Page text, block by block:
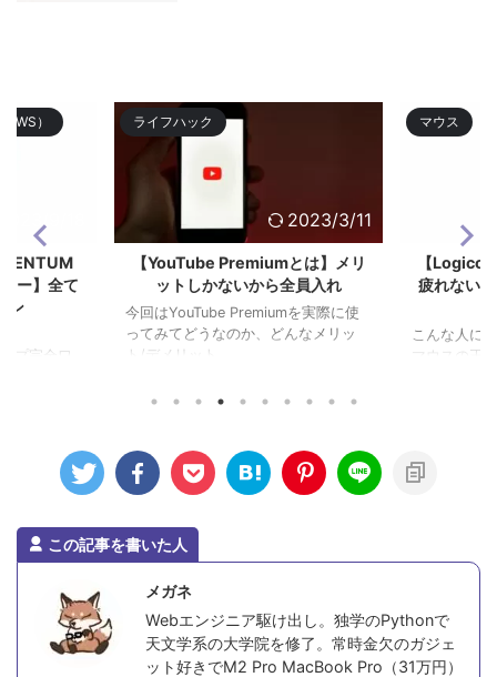
）
9/18
ー】全て
ン
プ完全ワ
ライフハック
2023/3/11
【YouTube Premiumとは】メリ
ットしかないから全員入れ
今回はYouTube Premiumを実際に使
ってみてどうなのか、どんなメリッ
ト/デメリット ...
マウス
【
疲れない
こんな人に
マウスの王
この記事を書いた人
メガネ
Webエンジニア駆け出し。独学のPythonで
天文学系の大学院を修了。常時金欠のガジェ
ット好きでM2 Pro MacBook Pro（31万円）